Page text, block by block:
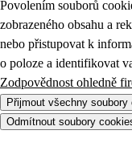
Povolením souborů
zobrazeného obsahu a
nebo přistupovat k
o poloze a identifikovat
Zodpovědnost ohledně
Přijmout všechny soubory
Odmítnout soubory